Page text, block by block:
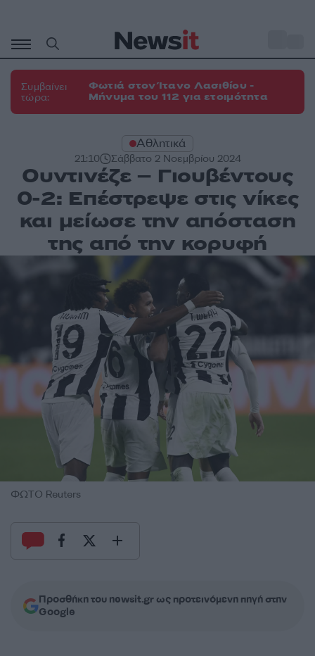
περιεχόμενο
Συμβαίνει
τώρα:
Φωτιά στον Ίτανο Λασιθίου -
Μήνυμα του 112 για ετοιμότητα
Αθλητικά
21:10 Σάββατο 2 Νοεμβρίου 2024
Ουντινέζε – Γιουβέντους
0-2: Επέστρεψε στις νίκες
και μείωσε την απόσταση
της από την κορυφή
ΦΩΤΟ Reuters
Προσθήκη του newsit.gr ως προτεινόμενη πηγή στην
Google